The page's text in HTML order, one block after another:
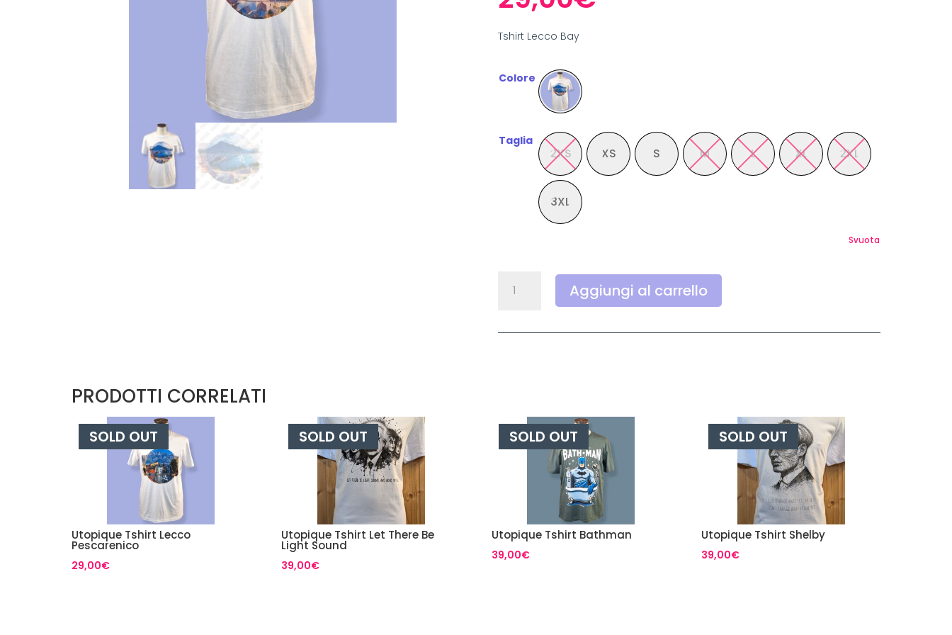
Tshirt Lecco Bay
Colore
Taglia
2XS XS S M L XL 2XL
3XL
Svuota
Tshirt
Aggiungi al carrello
PRODOTTI CORRELATI
SOLD OUT
Utopique Tshirt Lecco
Pescarenico
29,00€
SOLD OUT
Utopique Tshirt Let There Be
Light Sound
39,00€
SOLD OUT
Utopique Tshirt Bathman
39,00€
SOLD OUT
Utopique Tshirt Shelby
39,00€